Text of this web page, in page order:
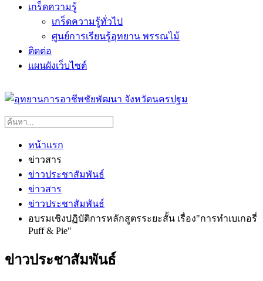
เกร็ดความรู้
เกร็ดความรู้ทั่วไป
ศูนย์การเรียนรู้อุทยาน พรรณไม้
ติดต่อ
แผนผังเว็บไซต์
หน้าแรก
ข่าวสาร
ข่าวประชาสัมพันธ์
ข่าวสาร
ข่าวประชาสัมพันธ์
อบรมเชิงปฏิบัติการหลักสูตรระยะสั้น เรื่อง"การทำเบเกอรี่
Puff & Pie"
ข่าวประชาสัมพันธ์